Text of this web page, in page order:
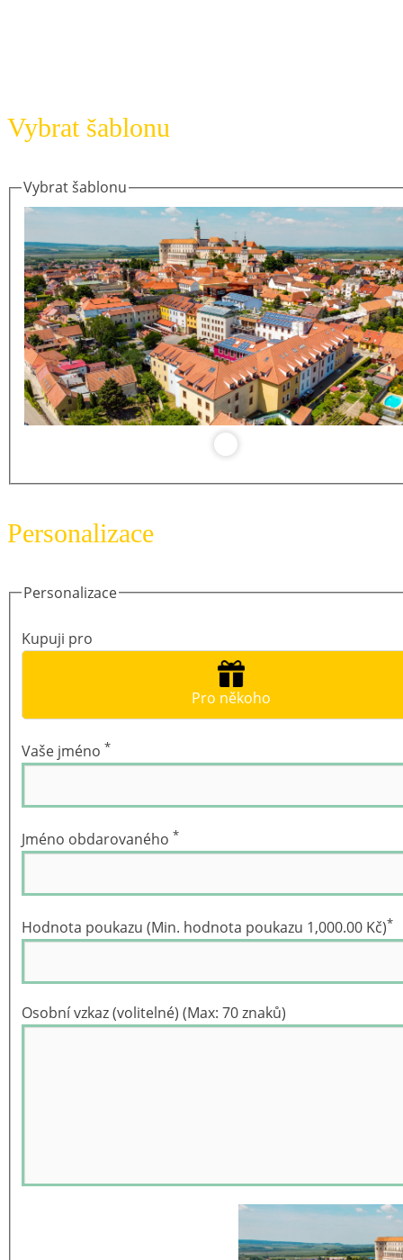
Vybrat šablonu
Vybrat šablonu
Personalizace
Personalizace
Kupuji pro
Pro někoho
Vaše jméno *
Jméno obdarovaného *
Hodnota poukazu (Min. hodnota poukazu 1,000.00 Kč)*
Osobní vzkaz (volitelné) (Max: 70 znaků)